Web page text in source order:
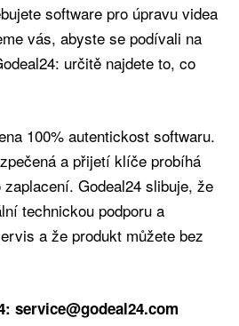
software pro úpravu videa
vás, abyste se podívali na
určitě najdete to, co
100% autentickost softwaru.
a přijetí klíče probíhá
Godeal24 slibuje, že
technickou podporu a
a že produkt můžete bez
service@godeal24.com